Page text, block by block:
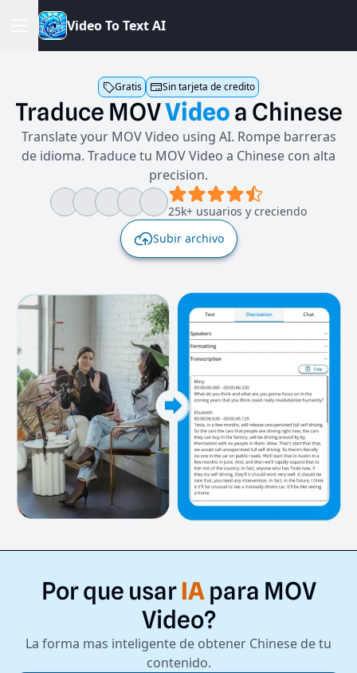
VideoToTextAI
Gratis Sin tarjeta de credito
Traduce MOVVideoa Chinese
Translate your MOV Video using AI. Rompe barreras
de idioma. Traduce tu MOV Video a Chinese con alta
precision.
25k+ usuarios y creciendo
Subir archivo
Porque usar IA para MOV
Video?
La forma mas inteligente de obtener Chinese de tu
contenido.